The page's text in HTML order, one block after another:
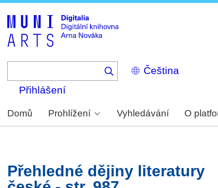
Select
your
Přihlášení
Domů Prohlížení Vyhledávání O
Přehledné dějiny literatury